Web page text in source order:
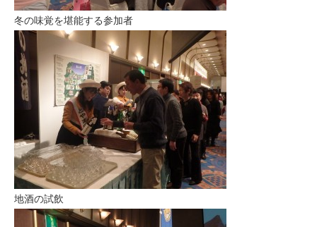
冬の味覚を堪能する参加者
地酒の試飲